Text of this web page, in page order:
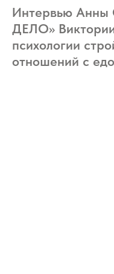
Интервью Анны
ДЕЛО»
психологии
отношений с